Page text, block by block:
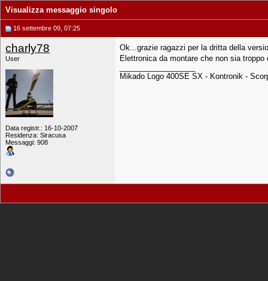
Visualizza messaggio singolo
16 settembre 09, 07:25
charly78
User
Data registr.: 16-10-2007
Residenza: Siracusa
Messaggi: 908
Ok...grazie ragazzi per la dritta della
Elettronica da montare che non sia
Mikado Logo 400SE SX - Kontronik -